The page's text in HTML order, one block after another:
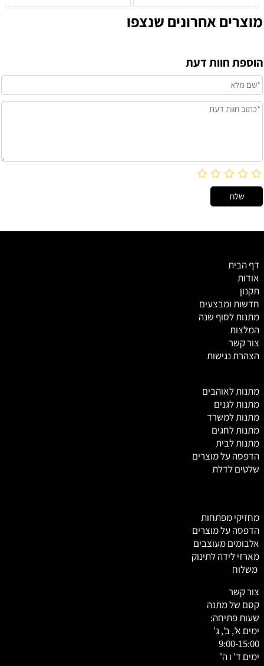
מוצרים אחרונים שנצפו
הוספת חוות דעת
דף הבית
אודות
תקנון
חדשות ומבצעים
מתנות לסוף שנה
המלצות
צור קשר
הצהרת נגישות
מתנות לאוהבים
מתנות לגנים
מתנות למשרד
מתנות לחגים
מתנות לבית
הדפסה על מוצרים
שלטים לדלת
מחזיקי מפתחות
הדפסה על מוצרים
אלבומים מעוצבים
מארזי לידה לתינוק
משלוח
צור קשר
קסם של מתנה
שעות פתיחה:
ימים א', ב', ג'
9:00-15:00
ימים ד' ו ה'